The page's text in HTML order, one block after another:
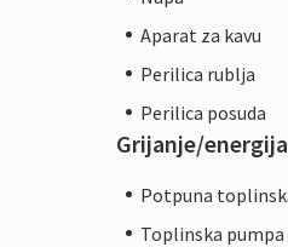
Aparat za kavu
Perilica rublja
Perilica posuda
Grijanje/energija
Potpuna
Toplinska pumpa